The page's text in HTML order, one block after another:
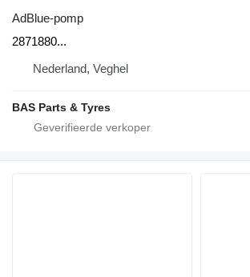
AdBlue-pomp
2871880...
Nederland, Veghel
BAS Parts & Tyres